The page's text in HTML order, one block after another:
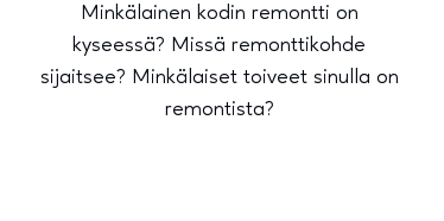
Minkälainen kodin remontti on
kyseessä? Missä remonttikohde
sijaitsee? Minkälaiset toiveet sinulla on
remontista?